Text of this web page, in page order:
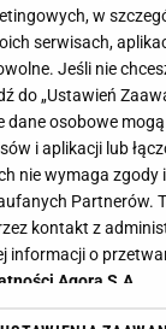
w
serwisach,
Jeśli nie
do „Ustawień
dane osobowe
i aplikacji lub
nie wymaga zgody
Partnerów.
kontakt z
informacji o
Agora S.A.